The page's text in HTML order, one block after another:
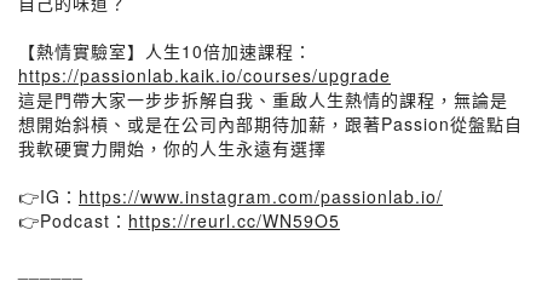
【熱情實驗室】人生10倍加速課程：
https://passionlab.kaik.io/courses/upgrade
這是門帶大家一步步拆解自我、重啟人生熱情的課程，無論是
想開始斜槓、或是在公司內部期待加薪，跟著Passion從盤點自
我軟硬實力開始，你的人生永遠有選擇
👉IG： https://www.instagram.com/passionlab.io/
👉Podcast： https://reurl.cc/WN59O5